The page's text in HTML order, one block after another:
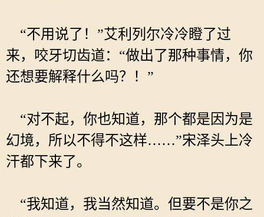
“不用说了！”艾利列尔冷冷瞪了过
来，咬牙切齿道：“做出了那种事情，你
还想要解释什么吗？！”
“对不起，你也知道，那个都是因为是
幻境，所以不得不这样……”宋泽头上冷
汗都下来了。
“我知道，我当然知道。但要不是你之